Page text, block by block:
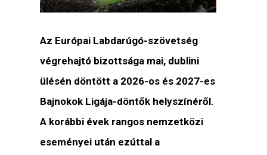
Az Európai Labdarúgó-szövetség
végrehajtó bizottsága mai, dublini
ülésén döntött a 2026-os és 2027-es
Bajnokok Ligája-döntők helyszínéről.
A korábbi évek rangos nemzetközi
eseményei után ezúttal a